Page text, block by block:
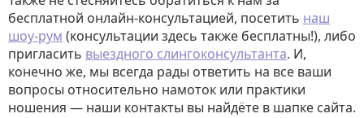
бесплатной онлайн-консультацией, посетить наш
шоу-рум (консультации здесь также бесплатны!), либо
пригласить выездного слингоконсультанта. И,
конечно же, мы всегда рады ответить на все ваши
вопросы относительно намоток или практики
ношения — наши контакты вы найдёте в шапке сайта.